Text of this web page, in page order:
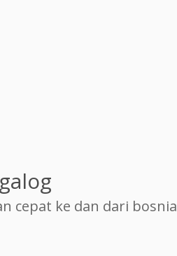
cepat ke dan dari bosnia